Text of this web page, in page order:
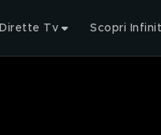
Dirette Tv Scopri